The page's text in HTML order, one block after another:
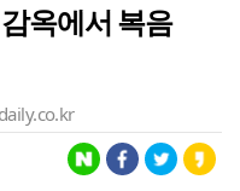
옥에서 복음